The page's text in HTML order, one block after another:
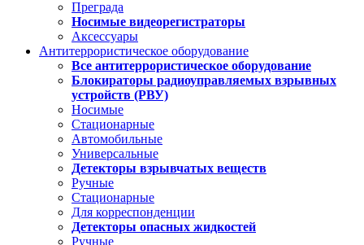
Преграда
Носимые видеорегистраторы
Аксессуары
Антитеррористическое оборудование
Все антитеррористическое оборудование
Блокираторы радиоуправляемых взрывных
устройств (РВУ)
Носимые
Стационарные
Автомобильные
Универсальные
Детекторы взрывчатых веществ
Ручные
Стационарные
Для корреспонденции
Детекторы опасных жидкостей
Ручные